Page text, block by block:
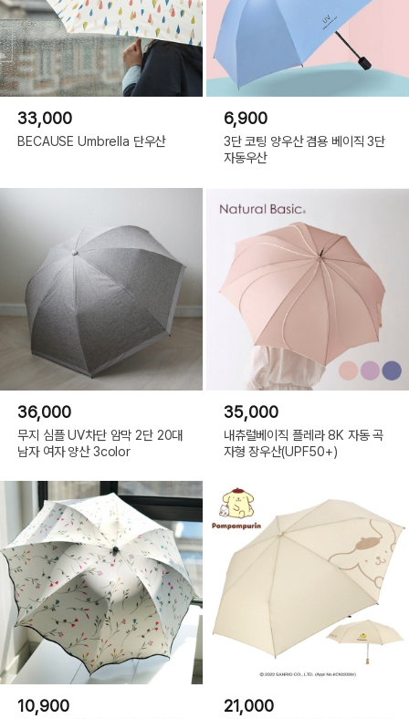
33,000
BECAUSE Umbrella 단우산
6,900
3단 코팅 양우산 겸용 베이직 3단
자동우산
36,000
무지 심플 UV차단 암막 2단 20대
남자 여자 양산 3color
35,000
내츄럴베이직 플레라 8K 자동 곡
자형 장우산(UPF50+)
10,900 21,000